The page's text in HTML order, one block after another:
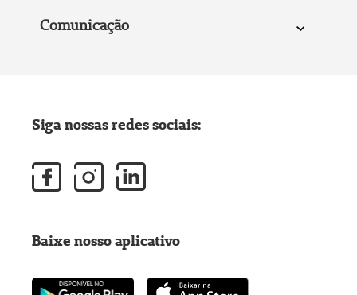
Comunicação
Siga nossas redes sociais:
Baixe nosso aplicativo